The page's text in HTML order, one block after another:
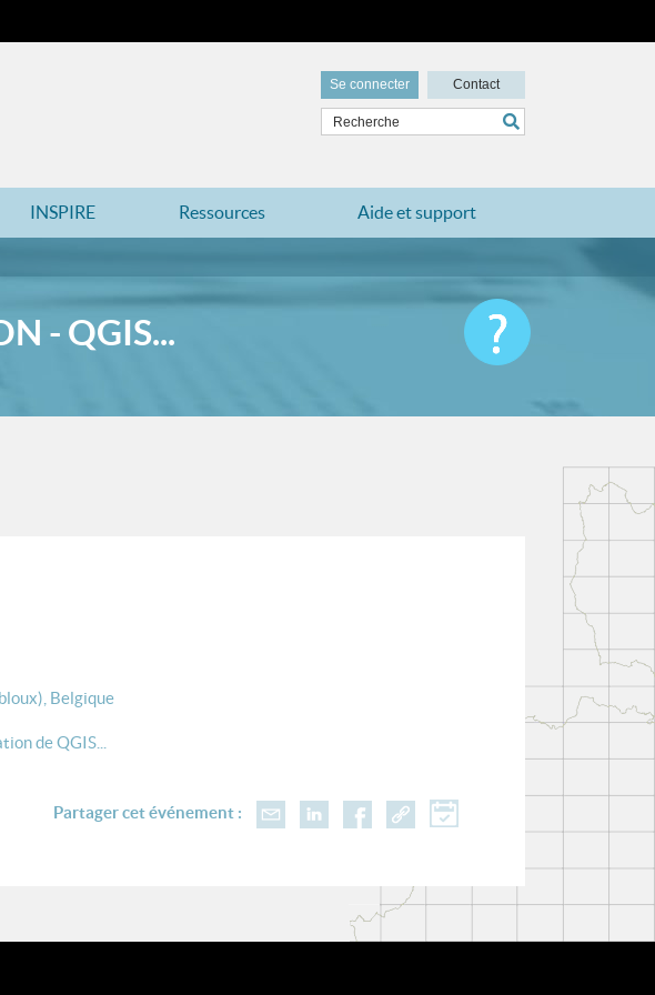
Se connecter Contact
INSPIRE Ressources Aide et support
- QGIS...
Belgique
de QGIS...
Partager cet événement :